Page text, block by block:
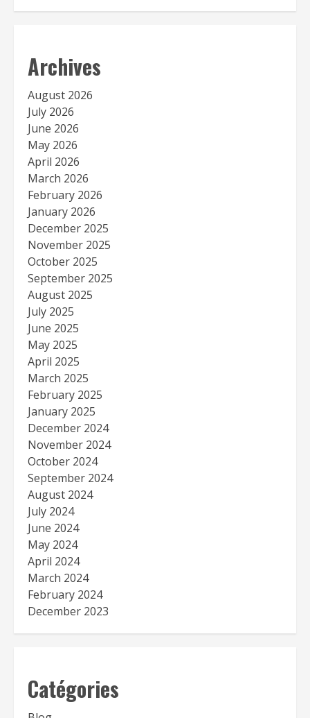
Archives
August 2026
July 2026
June 2026
May 2026
April 2026
March 2026
February 2026
January 2026
December 2025
November 2025
October 2025
September 2025
August 2025
July 2025
June 2025
May 2025
April 2025
March 2025
February 2025
January 2025
December 2024
November 2024
October 2024
September 2024
August 2024
July 2024
June 2024
May 2024
April 2024
March 2024
February 2024
December 2023
Catégories